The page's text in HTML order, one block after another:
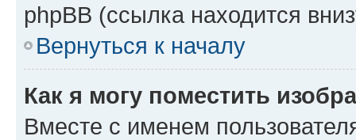
phpBB (ссылка находится
Вернуться к началу
Как я могу поместить
Вместе с именем